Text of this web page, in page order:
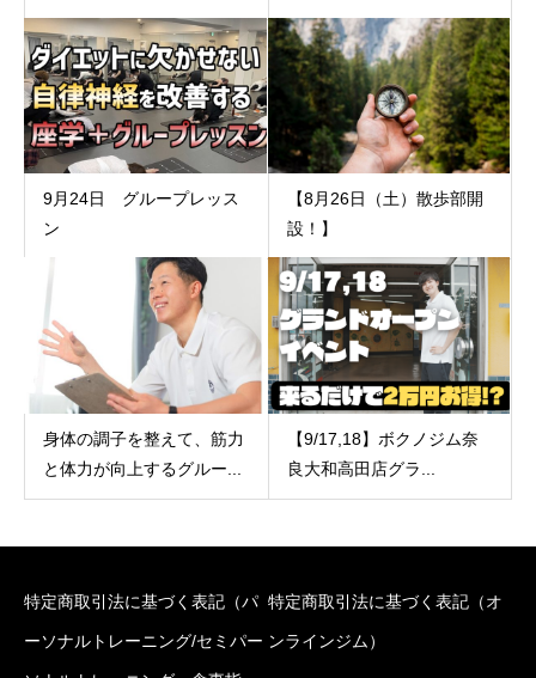
9月24日 グループレッス
ン
【8月26日（土）散歩部開
設！】
身体の調子を整えて、筋力
と体力が向上するグルー...
【9/17,18】ボクノジム奈
良大和高田店グラ...
特定商取引法に基づく表記（パ
ーソナルトレーニング/セミパー
特定商取引法に基づく表記（オ
ンラインジム）